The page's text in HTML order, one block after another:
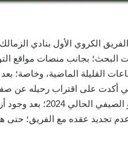
الكروي الأول بنادي
البحث؛ بجانب منصات مواقع
القليلة الماضية، وخاصة؛
أكدت على اقتراب رحيله عن
الأبيض في الميركاتو الصيفي
تجديد عقده مع الفريق؛ حتى